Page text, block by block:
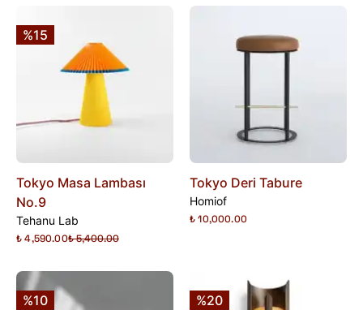
%15
Tokyo Masa Lambası
No.9
Tehanu Lab
₺ 4,590.00₺ 5,400.00
Tokyo Deri Tabure
Homiof
₺ 10,000.00
%10 %20